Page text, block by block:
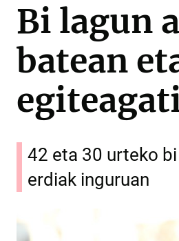
Bi lagun
batean
42 eta 30 urteko
erdiak inguruan